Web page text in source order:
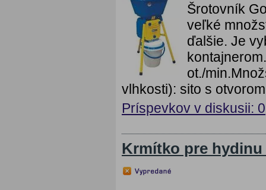
Šrotovník
veľké
ďalšie. Je
ot./
vlhkosti): sito s
Príspevkov v diskusii: 0
Krmítko pre hydinu